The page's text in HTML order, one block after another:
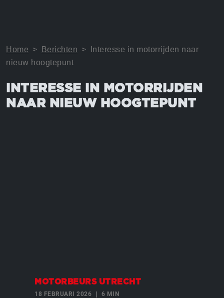
Home > Berichten >
Interesse in motorrijden naar
nieuw hoogtepunt
INTERESSE IN MOTORRIJDEN
NAAR NIEUW HOOGTEPUNT
MOTORBEURS UTRECHT
18 FEBRUARI 2026 6 MIN